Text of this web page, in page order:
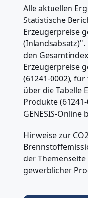
Alle aktuellen
Statistische
Erzeugerpreise
den
Erzeugerpreise
(61241-0002),
über die Tabelle
Produkte
GENESIS-Online
Hinweise zur
der
gewerblicher